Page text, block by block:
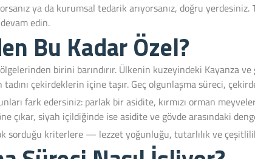
ya da kurumsal tedarik arıyorsanız, doğru yerdesiniz.
edin.
Bu Kadar Özel?
birini barındırır. Ülkenin kuzeyindeki Kayanza
çekirdeklerin içine taşır. Geç olgunlaşma süreci,
fark edersiniz: parlak bir asidite, kırmızı orman
çıkar, siyah içildiğinde ise asidite ve gövde arasındaki
sorduğu kriterlere — lezzet yoğunluğu, tutarlılık ve